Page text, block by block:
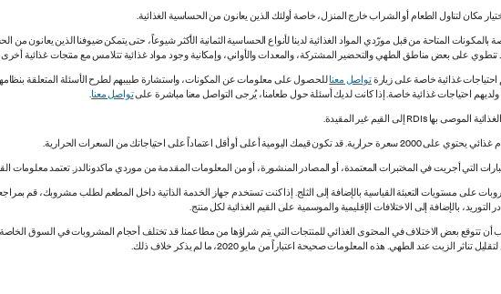
مكان لتناول الطعام أو الشراب خارج المنزل، خاصة أولئك الذين يعانون من الحساسية الغذائية.
المتاحة من قبل مورّدي المواد الغذائية لدينا لأنواع الحساسية الثمانية الأكثر شيوعاً، حتى يتمكن ضيوفنا الذين يعانون
تنطوي على بعض مناطق الطهي والتحضير المشتركة، والمعدات والأواني، وإمكانية وجود مواد غذائية تتلامس مع منتجات غذائية
احتياجات غذائية خاصة على زيارةتواصل معناللحصول على معلومات عن المكونات، واستشارة طبيبهم لطرح الأسئلة المتعلقة
ولديهم احتياجات غذائية خاصة. إذا كانت لديك أسئلة حول طعامنا، يُرجى التواصل معنا مباشرة علىتواصل معنا.
التي أجريت في المختبرات المعتمدة، أو المصادر المنشورة، أو من المعلومات المقدمة من موردي ماكدونالدز. تعتمد معلومات
على مستويات التعبئة القياسية بالإضافة إلى الثلج. إذا كنت تستخدم جهاز الخدمة الذاتية داخل المطعم لطلب مشروبك، قم
بالإضافة إلى الاختلافات الإقليمية والموسمية على القيم الغذائية لكل منتج.
أن تتوقع بعض الاختلاف في المحتوى الغذائي للمنتجات التي يتم شراؤها من مطاعمنا. قد تختلف أحجام المشروبات في السوق
عند الطهي. هذه المعلومات صحيحة اعتباراً من مايو 2020، ما لم يذكر خلاف ذلك.